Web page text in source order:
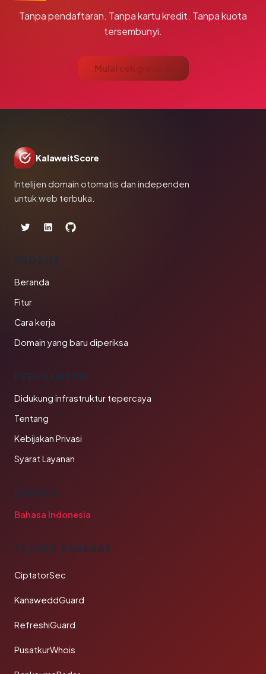
Tanpa pendaftaran. Tanpa kartu kredit. Tanpa kuota
tersembunyi.
Mulai cek gratis →
KalaweitScore
Intelijen domain otomatis dan independen
untuk web terbuka.
PRODUK
Beranda
Fitur
Cara kerja
Domain yang baru diperiksa
PERUSAHAAN
Didukung infrastruktur tepercaya
Tentang
Kebijakan Privasi
Syarat Layanan
BAHASA
Bahasa Indonesia
TAUTAN SAHABAT
CiptatorSec
KanaweddGuard
RefreshiGuard
PusatkurWhois